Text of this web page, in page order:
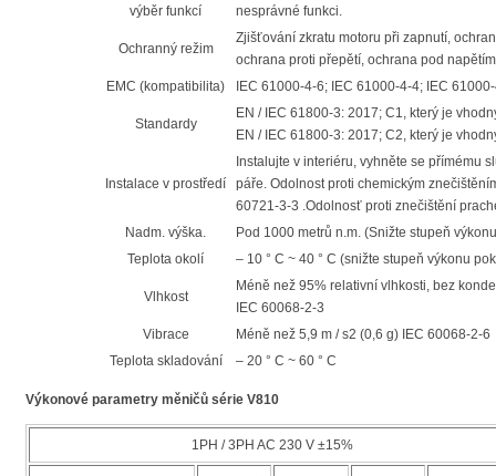
výběr funkcí
nesprávné funkci.
Ochranný režim
Zjišťování zkratu motoru při zapnutí,
ochrana proti přepětí, ochrana pod
EMC (kompatibilita)
IEC 61000-4-6; IEC 61000-4-4; IEC
Standardy
EN / IEC 61800-3: 2017; C1, který je
EN / IEC 61800-3: 2017; C2, který je
Instalace v prostředí
Instalujte v interiéru, vyhněte se přímému
páře. Odolnost proti chemickým
60721-3-3 .Odolnosť proti znečištění
Nadm. výška.
Pod 1000 metrů n.m. (Snižte stupeň
Teplota okolí
– 10 ° C ~ 40 ° C (snižte stupeň výkonu
Vlhkost
Méně než 95% relativní vlhkosti, bez
IEC 60068-2-3
Vibrace
Méně než 5,9 m / s2 (0,6 g) IEC 60068-2-6
Teplota skladování
– 20 ° C ~ 60 ° C
Výkonové parametry měničů série V810
1PH / 3PH AC 230 V ±15%